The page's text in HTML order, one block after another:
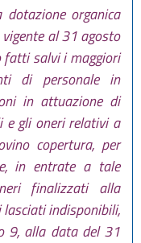
organica
al 31 agosto
fatti salvi i maggiori
di personale in
in attuazione di
e gli oneri relativi a
copertura, per
in entrate a tale
finalizzati alla
indisponibili,
9, alla data del 31